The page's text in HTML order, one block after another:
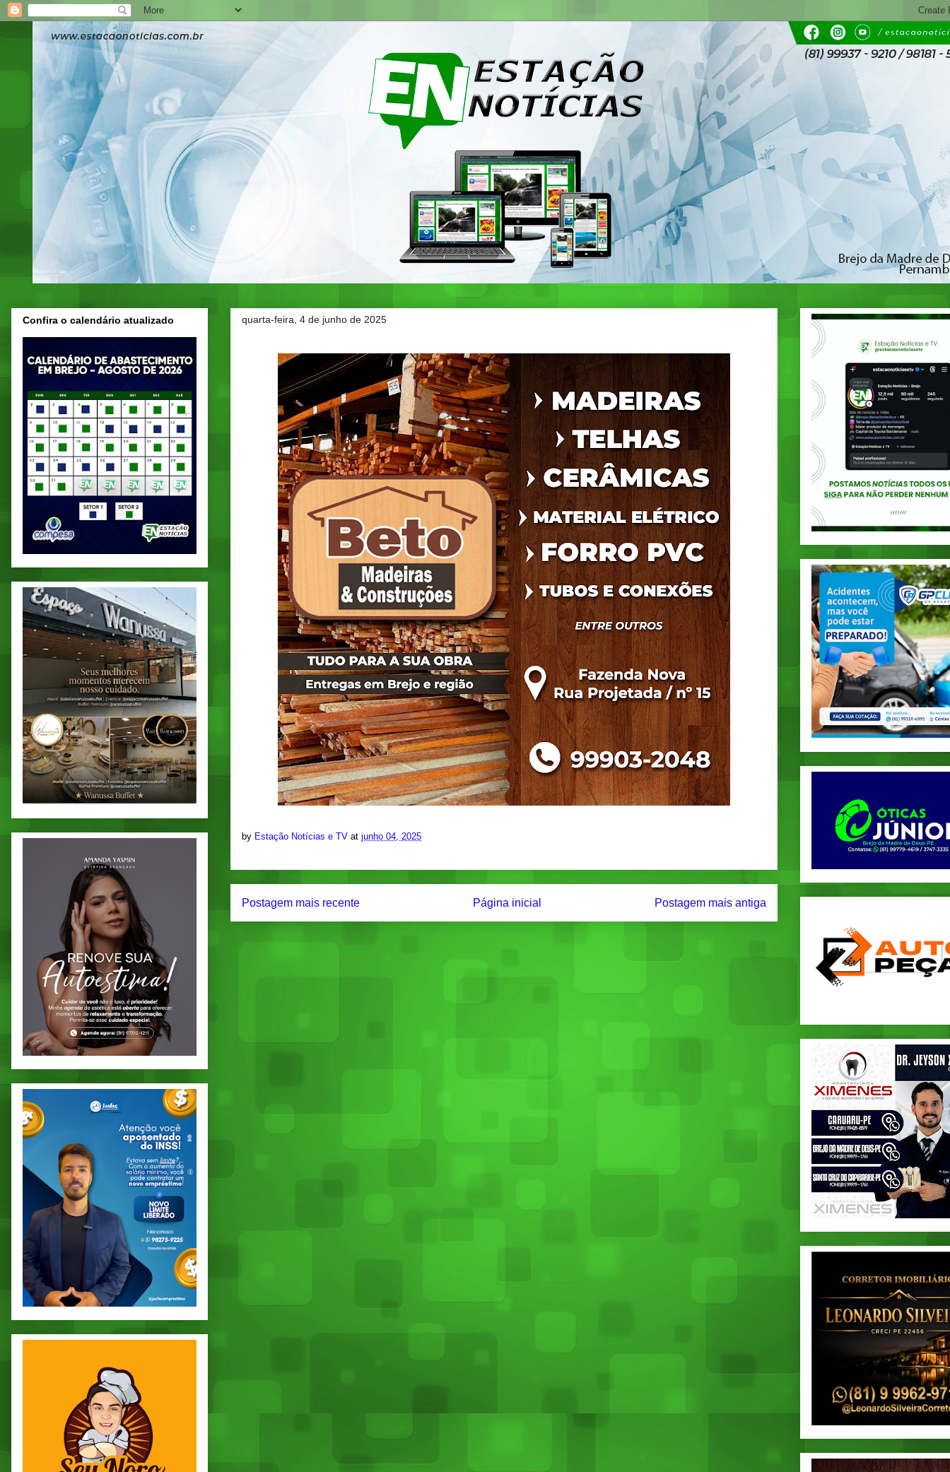
quarta-feira, 4 de junho de 2025
by Estação Notícias e TV at junho 04, 2025
Postagem mais recente Postagem mais antiga
Página inicial
Confira o calendário atualizado